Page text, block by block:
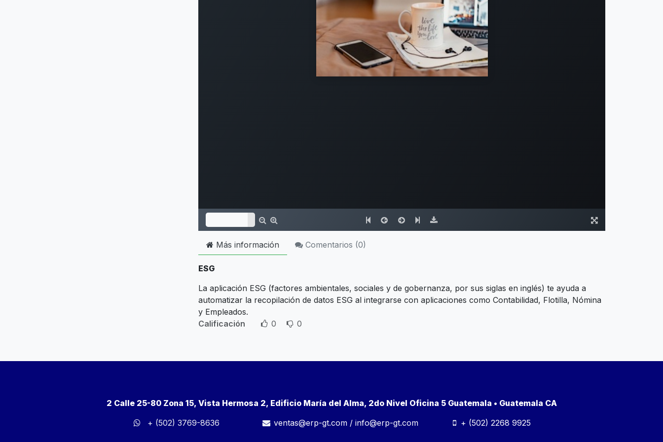
Más información Comentarios (0)
ESG
La aplicación ESG (factores ambientales, sociales y de gobernanza, por sus siglas en inglés) te ayuda a
automatizar la recopilación de datos ESG al integrarse con aplicaciones como Contabilidad, Flotilla, Nómina
y Empleados.
Calificación
0 0
2 Calle 25-80 Zona 15, Vista Hermosa 2, Edificio María del Alma, 2do Nivel Oficina 5 Guatemala • Guatemala CA
+ (502) 3769-8636
ventas@erp-gt.com /info@erp-gt.com + (502) 2268 9925